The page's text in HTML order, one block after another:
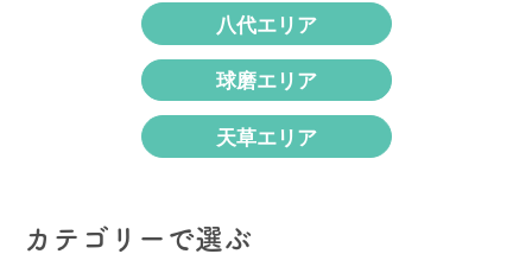
八代エリア
球磨エリア
天草エリア
カテゴリーで選ぶ